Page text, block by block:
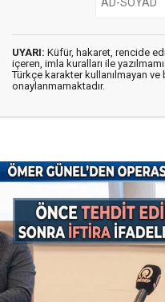
UYARI: Küfür, hakaret, rencide
içeren, imla kuralları ile
Türkçe karakter kullanılmayan
onaylanmamaktadır.